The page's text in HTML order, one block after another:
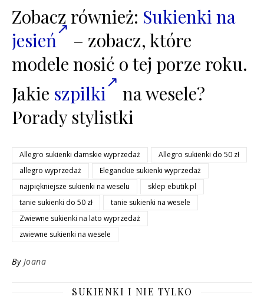
Zobacz również: Sukienki na
jesień
– zobacz, które
modele nosić o tej porze roku.
Jakie szpilki
na wesele?
Porady stylistki
Allegro sukienki damskie wyprzedaż
Allegro sukienki do 50 zł
allegro wyprzedaż
Eleganckie sukienki wyprzedaż
najpiękniejsze sukienki na weselu
sklep ebutik.pl
tanie sukienki do 50 zł
tanie sukienki na wesele
Zwiewne sukienki na lato wyprzedaż
zwiewne sukienki na wesele
By Joana
SUKIENKI I NIE TYLKO